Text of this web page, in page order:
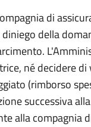
di
della
né decidere di
(rimborso
successiva
alla compagnia